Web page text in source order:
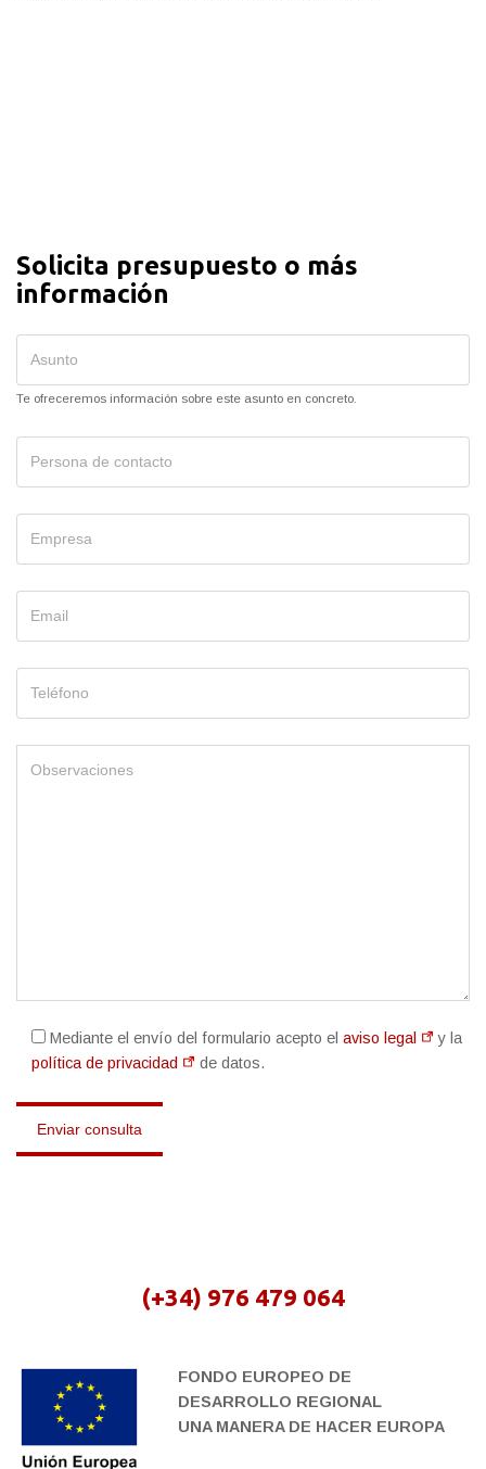
Solicita presupuesto o más
información
Te ofreceremos información sobre este asunto en concreto.
Mediante el envío del formulario acepto elaviso legal
y la
política de privacidad
de datos.
(+34) 976 479 064
FONDO EUROPEO DE
DESARROLLO REGIONAL
UNA MANERA DE HACER EUROPA